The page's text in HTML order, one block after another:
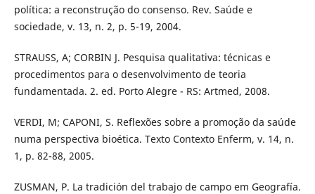
política: a reconstrução do consenso. Rev. Saúde e
sociedade, v. 13, n. 2, p. 5-19, 2004.
STRAUSS, A; CORBIN J. Pesquisa qualitativa: técnicas e
procedimentos para o desenvolvimento de teoria
fundamentada. 2. ed. Porto Alegre - RS: Artmed, 2008.
VERDI, M; CAPONI, S. Reflexões sobre a promoção da saúde
numa perspectiva bioética. Texto Contexto Enferm, v. 14, n.
1, p. 82-88, 2005.
ZUSMAN, P. La tradición del trabajo de campo em Geografía.